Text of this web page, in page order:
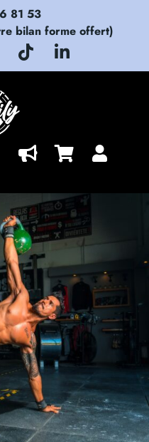
81 53
bilan forme offert)